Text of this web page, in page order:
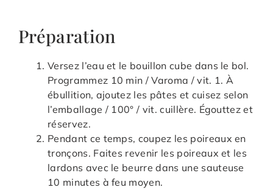
Préparation
Versez l’eau et le bouillon cube dans le bol.
Programmez 10 min / Varoma / vit. 1. À
ébullition, ajoutez les pâtes et cuisez selon
l’emballage / 100° / vit. cuillère. Égouttez et
réservez.
Pendant ce temps, coupez les poireaux en
tronçons. Faites revenir les poireaux et les
lardons avec le beurre dans une sauteuse
10 minutes à feu moyen.